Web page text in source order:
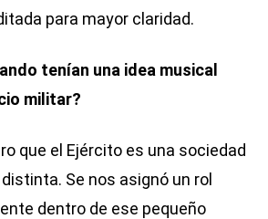
para mayor claridad.
tenían una idea musical
militar?
que el Ejército es una sociedad
Se nos asignó un rol
dentro de ese pequeño